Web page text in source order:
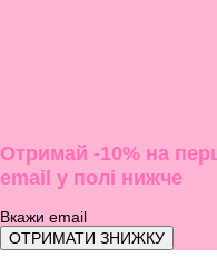
Отримай -10% на
email у полі нижче
ОТРИМАТИ ЗНИЖКУ